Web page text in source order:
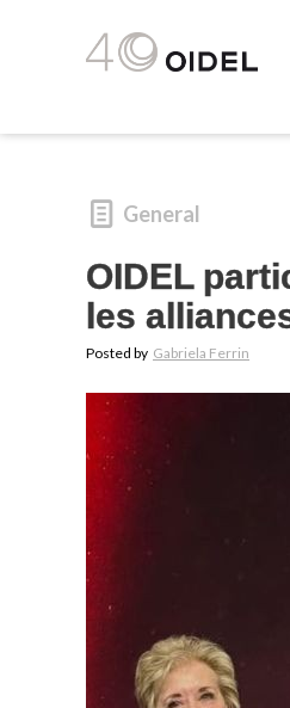
General
OIDEL
les
Posted by Gabriela Ferrin